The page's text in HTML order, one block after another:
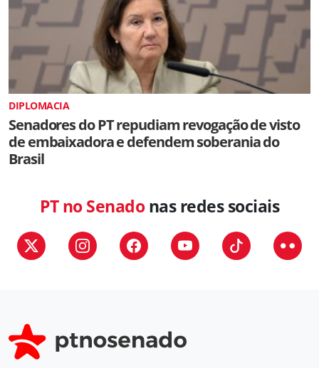
DIPLOMACIA
Senadores do PT repudiam revogação de visto
de embaixadora e defendem soberania do
Brasil
PT no Senadonas redes sociais